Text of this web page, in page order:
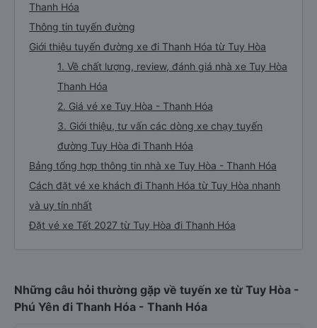
Thanh Hóa
Thông tin tuyến đường
Giới thiệu tuyến đường xe đi Thanh Hóa từ Tuy Hòa
1. Về chất lượng, review, đánh giá nhà xe Tuy Hòa
Thanh Hóa
2. Giá vé xe Tuy Hòa - Thanh Hóa
3. Giới thiệu, tư vấn các dòng xe chạy tuyến
đường Tuy Hòa đi Thanh Hóa
Bảng tổng hợp thông tin nhà xe Tuy Hòa - Thanh Hóa
Cách đặt vé xe khách đi Thanh Hóa từ Tuy Hòa nhanh
và uy tín nhất
Đặt vé xe Tết 2027 từ Tuy Hòa đi Thanh Hóa
Những câu hỏi thường gặp về tuyến xe từ Tuy Hòa -
Phú Yên đi Thanh Hóa - Thanh Hóa